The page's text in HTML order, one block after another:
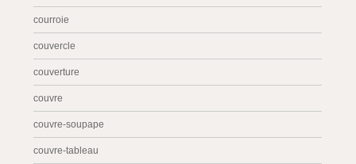
courroie
couvercle
couverture
couvre
couvre-soupape
couvre-tableau